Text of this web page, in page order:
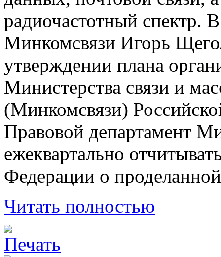
радиочастотный спектр.
Минкомсвязи Игорь
утверждении плана
Министерства связи и
(Минкомсвязи)
Правовой департамент
ежеквартально
Федерации о
Читать полностью